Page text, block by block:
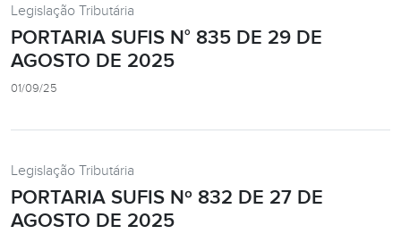
Legislação Tributária
PORTARIA SUFIS N° 835 DE 29 DE
AGOSTO DE 2025
01/09/25
Legislação Tributária
PORTARIA SUFIS Nº 832 DE 27 DE
AGOSTO DE 2025